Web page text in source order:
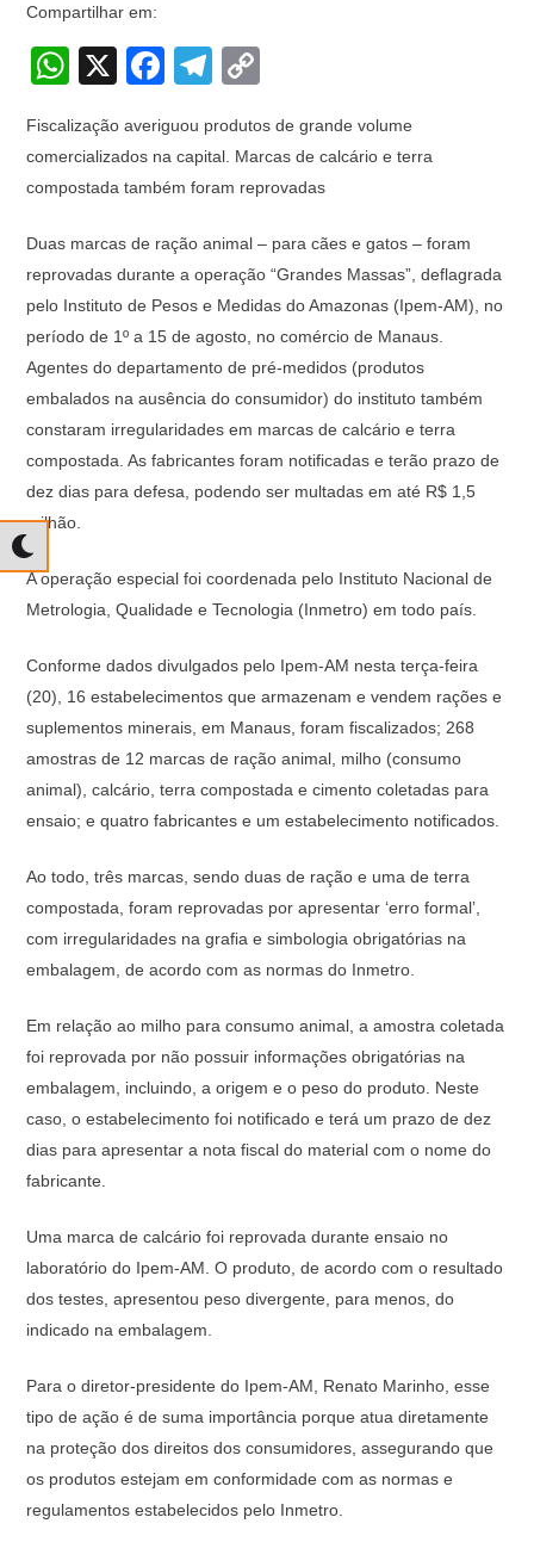
Compartilhar em:
W
at
s
p
p
X
F
c
e
o
o
k
T
e
gr
m
p
y
n
k
Fiscalização averiguou produtos de grande volume
comercializados na capital. Marcas de calcário e terra
compostada também foram reprovadas
Duas marcas de ração animal – para cães e gatos – foram
reprovadas durante a operação “Grandes Massas”, deflagrada
pelo Instituto de Pesos e Medidas do Amazonas (Ipem-AM), no
período de 1º a 15 de agosto, no comércio de Manaus.
Agentes do departamento de pré-medidos (produtos
embalados na ausência do consumidor) do instituto também
constaram irregularidades em marcas de calcário e terra
compostada. As fabricantes foram notificadas e terão prazo de
dez dias para defesa, podendo ser multadas em até R$ 1,5
milhão.
A operação especial foi coordenada pelo Instituto Nacional de
Metrologia, Qualidade e Tecnologia (Inmetro) em todo país.
Conforme dados divulgados pelo Ipem-AM nesta terça-feira
(20), 16 estabelecimentos que armazenam e vendem rações e
suplementos minerais, em Manaus, foram fiscalizados; 268
amostras de 12 marcas de ração animal, milho (consumo
animal), calcário, terra compostada e cimento coletadas para
ensaio; e quatro fabricantes e um estabelecimento notificados.
Ao todo, três marcas, sendo duas de ração e uma de terra
compostada, foram reprovadas por apresentar ‘erro formal’,
com irregularidades na grafia e simbologia obrigatórias na
embalagem, de acordo com as normas do Inmetro.
Em relação ao milho para consumo animal, a amostra coletada
foi reprovada por não possuir informações obrigatórias na
embalagem, incluindo, a origem e o peso do produto. Neste
caso, o estabelecimento foi notificado e terá um prazo de dez
dias para apresentar a nota fiscal do material com o nome do
fabricante.
Uma marca de calcário foi reprovada durante ensaio no
laboratório do Ipem-AM. O produto, de acordo com o resultado
dos testes, apresentou peso divergente, para menos, do
indicado na embalagem.
Para o diretor-presidente do Ipem-AM, Renato Marinho, esse
tipo de ação é de suma importância porque atua diretamente
na proteção dos direitos dos consumidores, assegurando que
os produtos estejam em conformidade com as normas e
regulamentos estabelecidos pelo Inmetro.